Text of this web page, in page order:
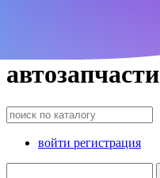
автозапчасти
войти регистрация